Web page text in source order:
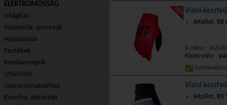
ELEKTROMOSSÁG
Világítás
Naptetők, ponyvák
Hajóápolás
Festékek
Kenőanyagok
Utánfutó
Gumicsónakokhoz
Konyha, étkészlet
Vízisí
Jetpilot, RX
B.cikksz.:
Kiszerelés:
Vízisí
Jetpilot, RX